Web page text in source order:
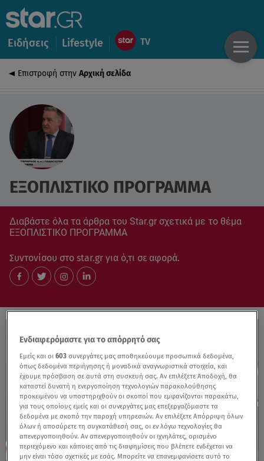
Ειδήσεις Lifestyle
Επιστροφή στην Αρχική σελίδα
ΕΞΟΠΛΙΣΤΙΚΟ ΠΡΟΓΡΑΜΜΑ
Διαβάστε όλα τα άρθρα του Star.gr σχετικά με το θέμα
ΕΞΟΠΛΙΣΤΙΚΟ ΠΡΟΓΡΑΜΜΑ
Συντονίσου στο star.gr για ό,τι σε αφορά.
Ενδιαφερόμαστε για το απόρρητό σας
Εμείς και οι603 συνεργάτες μας αποθηκεύουμε προσωπικά δεδομένα,
όπως δεδομένα περιήγησης ή μοναδικά αναγνωριστικά στοιχεία, και
έχουμε πρόσβαση σε αυτά στη συσκευή σας. Αν επιλέξετε Αποδοχή, θα
καταστεί δυνατή η ενεργοποίηση τεχνολογιών παρακολούθησης
προκειμένου να υποστηριχθούν οι σκοποί που εμφανίζονται παρακάτω,
για τους οποίους εμείς και οι συνεργάτες μας επεξεργαζόμαστε τα
δεδομένα με σκοπό την παροχή υπηρεσιών. Αν επιλέξετε Απόρριψη όλων
όλων ή αποσύρετε τη συγκατάθεσή σας, οι εν λόγω τεχνολογίες θα
απενεργοποιηθούν. Αν απενεργοποιηθούν οι ιχνηλάτες, ορισμένο
περιεχόμενο και κάποιες από τις διαφημίσεις που βλέπετε ενδέχεται να
μην είναι τόσο σχετικές με εσάς. Μπορείτε να επανεμφανίσετε αυτό το